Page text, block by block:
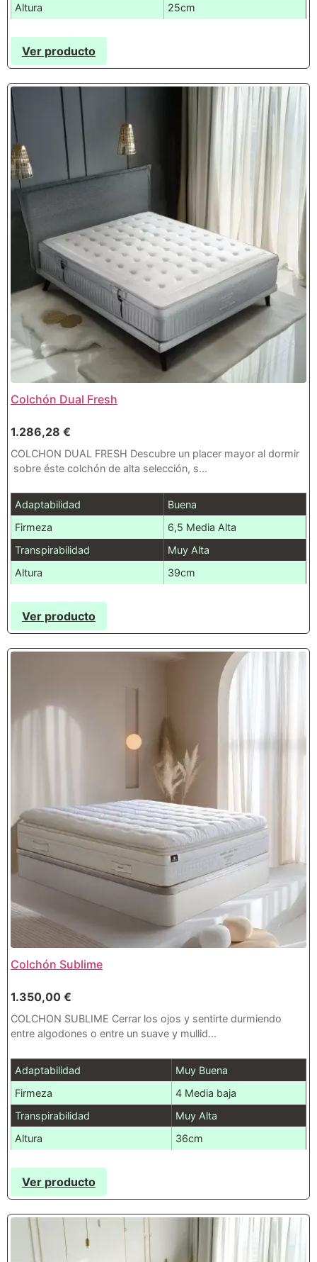
Altura
25cm
Ver producto
Colchón Dual Fresh
1.286,28 €
COLCHON DUAL FRESH Descubre un placer mayor al dormir
sobre éste colchón de alta selección, s...
Adaptabilidad
Buena
Firmeza
6,5 Media Alta
Transpirabilidad
Muy Alta
Altura
39cm
Ver producto
Colchón Sublime
1.350,00 €
COLCHON SUBLIME Cerrar los ojos y sentirte durmiendo
entre algodones o entre un suave y mullid...
Adaptabilidad
Muy Buena
Firmeza
4 Media baja
Transpirabilidad
Muy Alta
Altura
36cm
Ver producto